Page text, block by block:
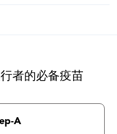
留区域、停留时间、旅行
行讨论。旅行者遵守昆虫
以及选择和使用驱虫剂的
者的必备疫苗
A